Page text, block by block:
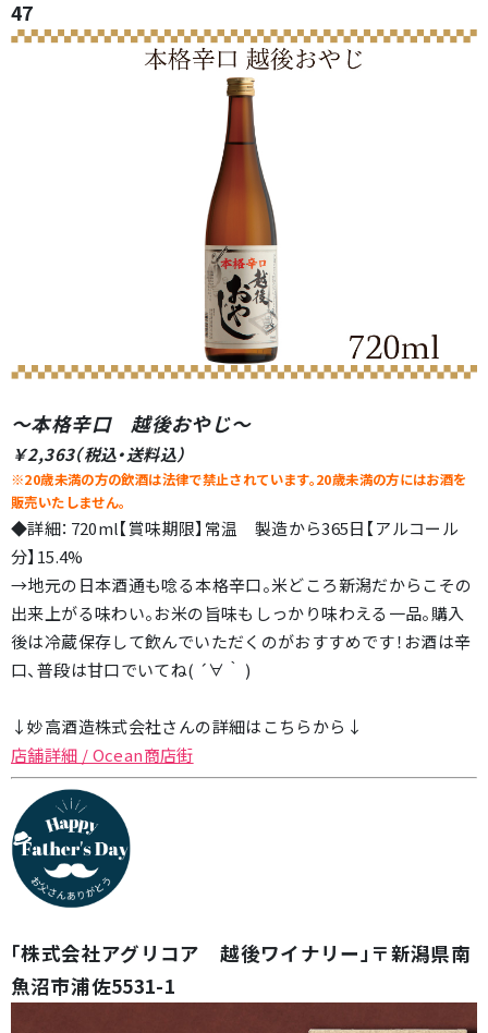
47
～本格辛口 越後おやじ～
￥2,363（税込・送料込）
※20歳未満の方の飲酒は法律で禁止されています。20歳未満の方にはお酒を
販売いたしません。
◆詳細：720ml【賞味期限】常温 製造から365日【アルコール
分】15.4%
→地元の日本酒通も唸る本格辛口。米どころ新潟だからこその
出来上がる味わい。お米の旨味もしっかり味わえる一品。購入
後は冷蔵保存して飲んでいただくのがおすすめです！お酒は辛
口、普段は甘口でいてね( ´∀｀ )
↓妙高酒造株式会社さんの詳細はこちらから↓
店舗詳細 / Ocean商店街
「株式会社アグリコア 越後ワイナリー」〒新潟県南
魚沼市浦佐5531-1